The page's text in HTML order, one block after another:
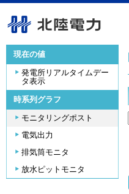
現在の値
発電所リアルタイムデー
タ表示
時系列グラフ
モニタリングポスト
電気出力
排気筒モニタ
放水ピットモニタ